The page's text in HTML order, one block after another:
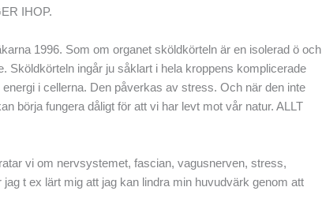
IHOP.
1996. Som om organet sköldkörteln är en isolerad ö och
Sköldkörteln ingår ju såklart i hela kroppens komplicerade
i cellerna. Den påverkas av stress. Och när den inte
börja fungera dåligt för att vi har levt mot vår natur. ALLT
vi om nervsystemet, fascian, vagusnerven, stress,
t ex lärt mig att jag kan lindra min huvudvärk genom att